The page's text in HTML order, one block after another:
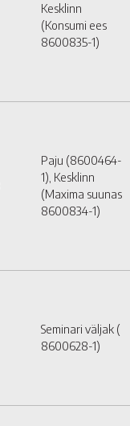
Kesklinn
(Konsumi ees
8600835-1)
Paju (8600464-
1), Kesklinn
(Maxima suunas
8600834-1)
Seminari väljak (
8600628-1)